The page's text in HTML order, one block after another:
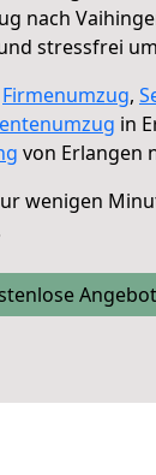
nach
stressfrei
Firmenumzug,
in
von Erlangen
wenigen